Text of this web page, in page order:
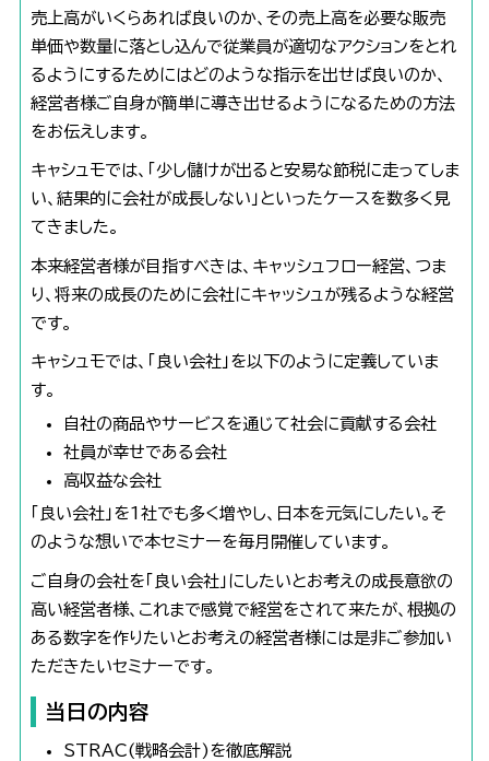
売上高がいくらあれば良いのか、その売上高を必要な販売
単価や数量に落とし込んで従業員が適切なアクションをとれ
るようにするためにはどのような指示を出せば良いのか、
経営者様ご自身が簡単に導き出せるようになるための方法
をお伝えします。
キャシュモでは、「少し儲けが出ると安易な節税に走ってしま
い、結果的に会社が成長しない」といったケースを数多く見
てきました。
本来経営者様が目指すべきは、キャッシュフロー経営、つま
り、将来の成長のために会社にキャッシュが残るような経営
です。
キャシュモでは、「良い会社」を以下のように定義していま
す。
自社の商品やサービスを通じて社会に貢献する会社
社員が幸せである会社
高収益な会社
「良い会社」を1社でも多く増やし、日本を元気にしたい。そ
のような想いで本セミナーを毎月開催しています。
ご自身の会社を「良い会社」にしたいとお考えの成長意欲の
高い経営者様、これまで感覚で経営をされて来たが、根拠の
ある数字を作りたいとお考えの経営者様には是非ご参加い
ただきたいセミナーです。
当日の内容
STRAC(戦略会計)を徹底解説